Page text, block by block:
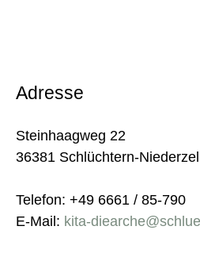
Adresse
Steinhaagweg 22
36381 Schlüchtern-
Telefon: +49 6661 / 85-790
E-Mail: kita-